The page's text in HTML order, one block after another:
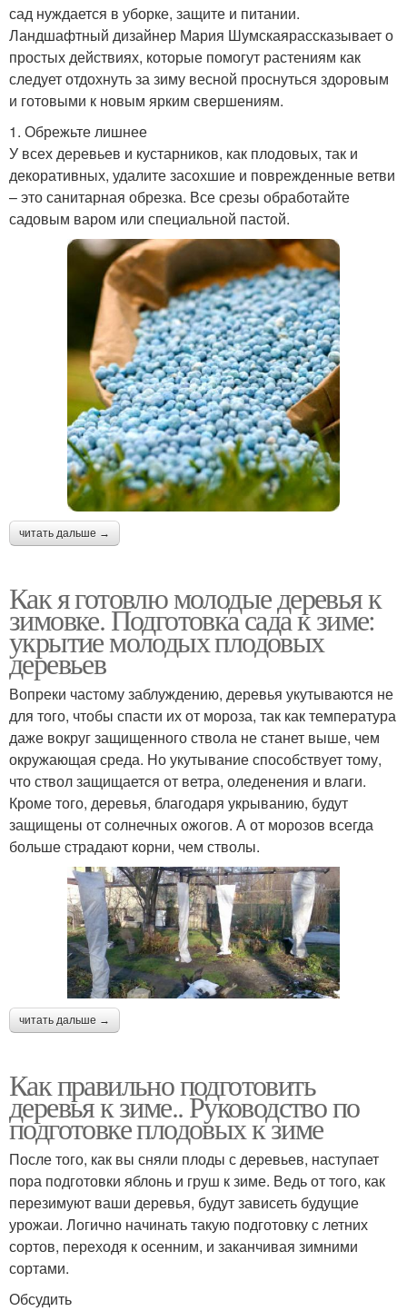
сад нуждается в уборке, защите и питании.
Ландшафтный дизайнер Мария Шумскаярассказывает о
простых действиях, которые помогут растениям как
следует отдохнуть за зиму весной проснуться здоровым
и готовыми к новым ярким свершениям.
1. Обрежьте лишнее
У всех деревьев и кустарников, как плодовых, так и
декоративных, удалите засохшие и поврежденные ветви
– это санитарная обрезка. Все срезы обработайте
садовым варом или специальной пастой.
читать дальше →
Как я готовлю молодые деревья к
зимовке. Подготовка сада к зиме:
укрытие молодых плодовых
деревьев
Вопреки частому заблуждению, деревья укутываются не
для того, чтобы спасти их от мороза, так как температура
даже вокруг защищенного ствола не станет выше, чем
окружающая среда. Но укутывание способствует тому,
что ствол защищается от ветра, оледенения и влаги.
Кроме того, деревья, благодаря укрыванию, будут
защищены от солнечных ожогов. А от морозов всегда
больше страдают корни, чем стволы.
читать дальше →
Как правильно подготовить
деревья к зиме.. Руководство по
подготовке плодовых к зиме
После того, как вы сняли плоды с деревьев, наступает
пора подготовки яблонь и груш к зиме. Ведь от того, как
перезимуют ваши деревья, будут зависеть будущие
урожаи. Логично начинать такую подготовку с летних
сортов, переходя к осенним, и заканчивая зимними
сортами.
Обсудить